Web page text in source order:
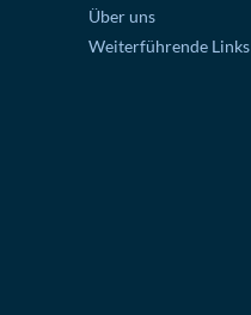
Über uns
Weiterführende Links